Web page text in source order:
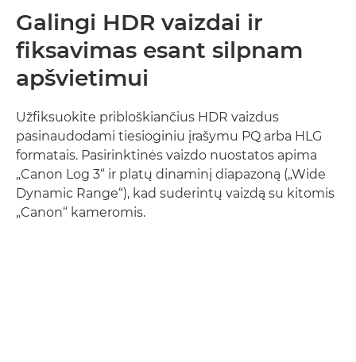
Galingi HDR vaizdai ir
fiksavimas esant silpnam
apšvietimui
Užfiksuokite pribloškiančius HDR vaizdus
pasinaudodami tiesioginiu įrašymu PQ arba HLG
formatais. Pasirinktinės vaizdo nuostatos apima
„Canon Log 3“ ir platų dinaminį diapazoną („Wide
Dynamic Range“), kad suderintų vaizdą su kitomis
„Canon“ kameromis.